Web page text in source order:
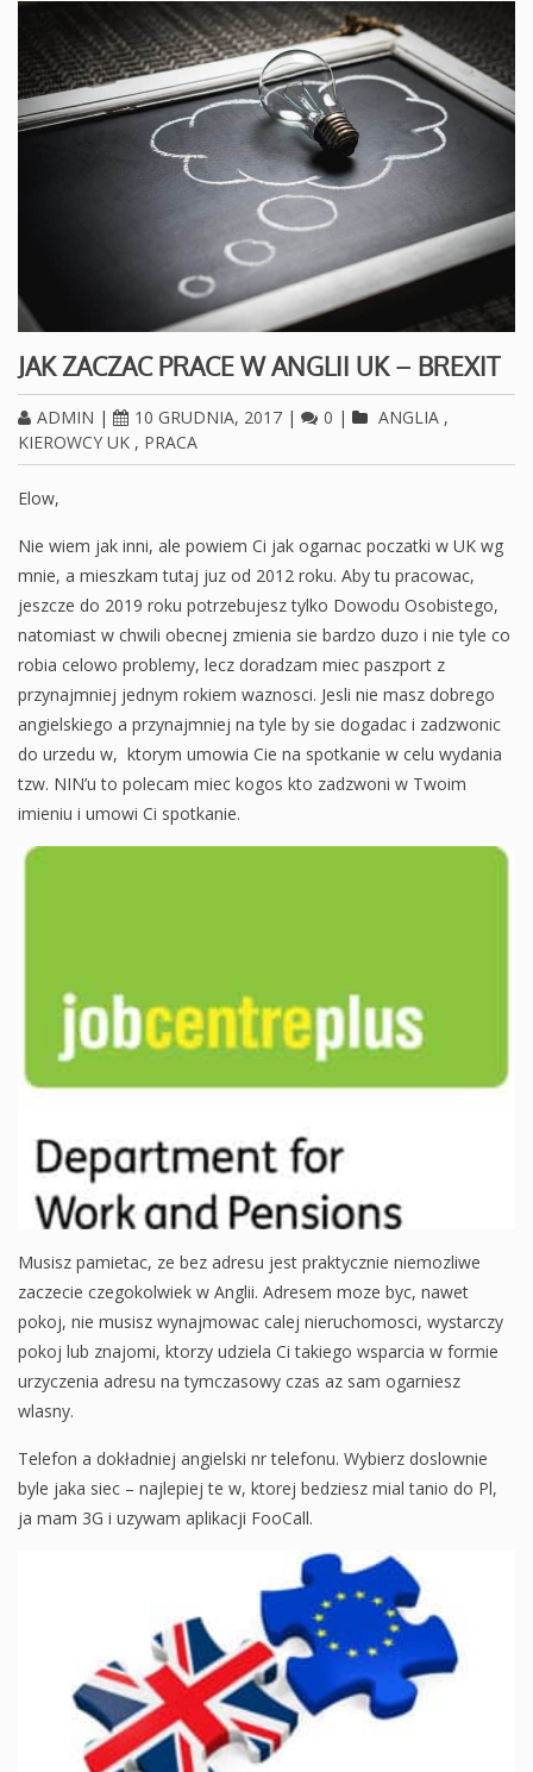
JAK ZACZAC PRACE W ANGLII UK – BREXIT
ADMIN | 10 GRUDNIA, 2017 | 0 | ANGLIA ,
KIEROWCY UK , PRACA
Elow,
Nie wiem jak inni, ale powiem Ci jak ogarnac poczatki w UK wg
mnie, a mieszkam tutaj juz od 2012 roku. Aby tu pracowac,
jeszcze do 2019 roku potrzebujesz tylko Dowodu Osobistego,
natomiast w chwili obecnej zmienia sie bardzo duzo i nie tyle co
robia celowo problemy, lecz doradzam miec paszport z
przynajmniej jednym rokiem waznosci. Jesli nie masz dobrego
angielskiego a przynajmniej na tyle by sie dogadac i zadzwonic
do urzedu w, ktorym umowia Cie na spotkanie w celu wydania
tzw. NIN’u to polecam miec kogos kto zadzwoni w Twoim
imieniu i umowi Ci spotkanie.
Musisz pamietac, ze bez adresu jest praktycznie niemozliwe
zaczecie czegokolwiek w Anglii. Adresem moze byc, nawet
pokoj, nie musisz wynajmowac calej nieruchomosci, wystarczy
pokoj lub znajomi, ktorzy udziela Ci takiego wsparcia w formie
urzyczenia adresu na tymczasowy czas az sam ogarniesz
wlasny.
Telefon a dokładniej angielski nr telefonu. Wybierz doslownie
byle jaka siec – najlepiej te w, ktorej bedziesz mial tanio do Pl,
ja mam 3G i uzywam aplikacji FooCall.